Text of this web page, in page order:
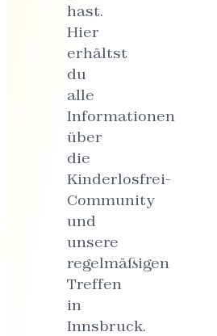
hast.
Hier
erhältst
du
alle
Informationen
über
die
Kinderlosfrei-
Community
und
unsere
regelmäßigen
Treffen
in
Innsbruck.